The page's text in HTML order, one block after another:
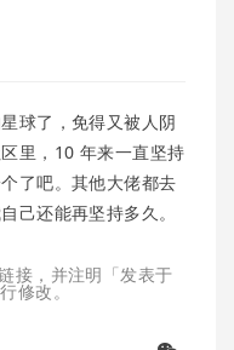
球了，免得又被人阴
里，10 年来一直坚持
了吧。其他大佬都去
己还能再坚持多久。
接，并注明「发表于
修改。